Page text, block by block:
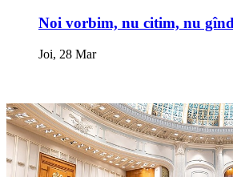
Noi vorbim, nu citim, nu
Joi, 28 Mar